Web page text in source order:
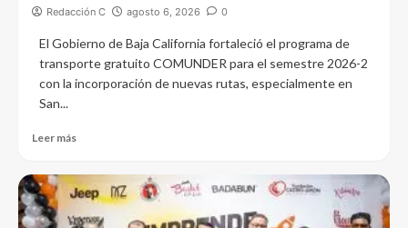
Redacción C agosto 6, 2026 0
El Gobierno de Baja California fortaleció el programa de
transporte gratuito COMUNDER para el semestre 2026-2
con la incorporación de nuevas rutas, especialmente en
San...
Leer más